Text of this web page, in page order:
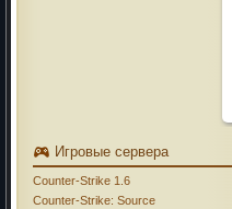
Игровые сервера
Counter-Strike 1.6
Counter-Strike: Source